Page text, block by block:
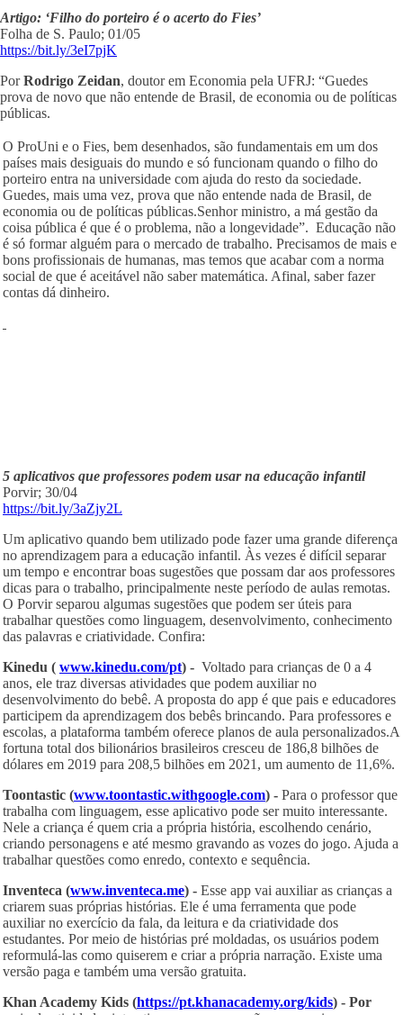
Artigo: ‘Filho do porteiro é o acerto do Fies’
Folha de S. Paulo; 01/05
https://bit.ly/3eI7pjK
PorRodrigo Zeidan, doutor em Economia pela UFRJ: “Guedes
prova de novo que não entende de Brasil, de economia ou de políticas
públicas.
O ProUni e o Fies, bem desenhados, são fundamentais em um dos
países mais desiguais do mundo e só funcionam quando o filho do
porteiro entra na universidade com ajuda do resto da sociedade.
Guedes, mais uma vez, prova que não entende nada de Brasil, de
economia ou de políticas públicas.Senhor ministro, a má gestão da
coisa pública é que é o problema, não a longevidade”. Educação não
é só formar alguém para o mercado de trabalho. Precisamos de mais e
bons profissionais de humanas, mas temos que acabar com a norma
social de que é aceitável não saber matemática. Afinal, saber fazer
contas dá dinheiro.
5 aplicativos que professores podem usar na educação infantil
Porvir; 30/04
https://bit.ly/3aZjy2L
Um aplicativo quando bem utilizado pode fazer uma grande diferença
no aprendizagem para a educação infantil. Às vezes é difícil separar
um tempo e encontrar boas sugestões que possam dar aos professores
dicas para o trabalho, principalmente neste período de aulas remotas.
O Porvir separou algumas sugestões que podem ser úteis para
trabalhar questões como linguagem, desenvolvimento, conhecimento
das palavras e criatividade. Confira:
Kinedu ( www.kinedu.com/pt) - Voltado para crianças de 0 a 4
anos, ele traz diversas atividades que podem auxiliar no
desenvolvimento do bebê. A proposta do app é que pais e educadores
participem da aprendizagem dos bebês brincando. Para professores e
escolas, a plataforma também oferece planos de aula personalizados.A
fortuna total dos bilionários brasileiros cresceu de 186,8 bilhões de
dólares em 2019 para 208,5 bilhões em 2021, um aumento de 11,6%.
Toontastic (www.toontastic.withgoogle.com) - Para o professor que
trabalha com linguagem, esse aplicativo pode ser muito interessante.
Nele a criança é quem cria a própria história, escolhendo cenário,
criando personagens e até mesmo gravando as vozes do jogo. Ajuda a
trabalhar questões como enredo, contexto e sequência.
Inventeca (www.inventeca.me) - Esse app vai auxiliar as crianças a
criarem suas próprias histórias. Ele é uma ferramenta que pode
auxiliar no exercício da fala, da leitura e da criatividade dos
estudantes. Por meio de histórias pré moldadas, os usuários podem
reformulá-las como quiserem e criar a própria narração. Existe uma
versão paga e também uma versão gratuita.
Khan Academy Kids (https://pt.khanacademy.org/kids) - Por